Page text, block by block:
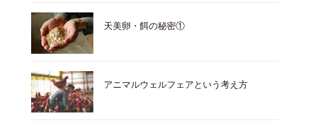
天美卵・餌の秘密①
アニマルウェルフェアという考え方